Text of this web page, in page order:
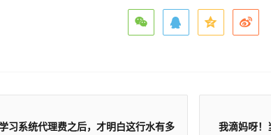
习系统代理费之后，才明白这行水有多
我滴妈呀！